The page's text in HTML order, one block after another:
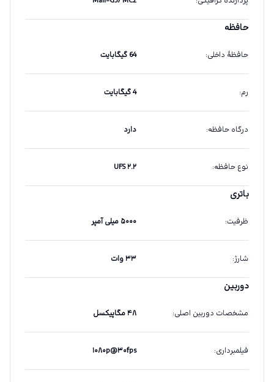
حافظه
حافظهٔ داخلی: 64 گیگابایت
رم: 4 گیگابایت
درگاه حافظه: دارد
نوع حافظه: UFS ۲.۲
باتری
ظرفیت: ۵۰۰۰ میلی آمپر
شارژ: ۳۳ وات
دوربین
مشخصات دوربین اصلی: ۴۸ مگاپیکسل
فیلمبرداری: ۱۰۸۰p@۳۰fps